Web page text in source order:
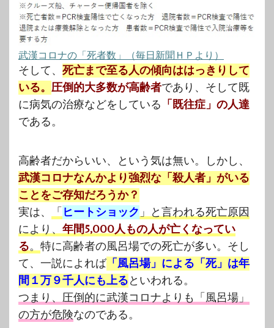
武漢コロナの「死者数」（毎日新聞ＨＰより）
そして、 死亡まで至る人の傾向ははっきりして
いる。 圧倒的大多数が高齢者であり、そして既
に病気の治療などをしている 「既往症」の人達
である。
高齢者だからいい、という気は無い。しかし、
武漢コロナなんかより強烈な「殺人者」がいる
ことをご存知だろうか？
実は、
「 ヒートショック 」と言われる死亡原因
により、 年間5,000人もの人が亡くなってい
る。 特に高齢者の風呂場での死亡が多い。そし
て、一説によれば 「風呂場」による「死」は年
間１万９千人にも上るといわれる。
つまり、圧倒的に武漢コロナよりも「風呂場」
の方が危険なのである。